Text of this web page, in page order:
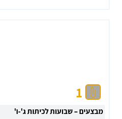
1
מבצעים – שבועות לכיתות ג'-ו'